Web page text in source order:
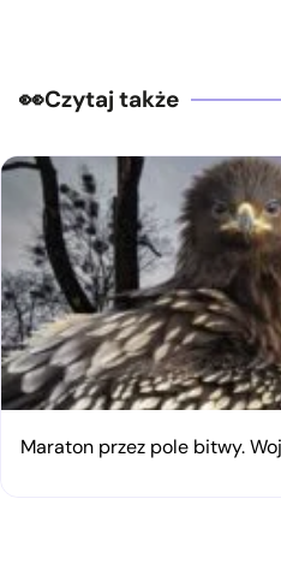
Czytaj także
Maraton przez pole bitwy.